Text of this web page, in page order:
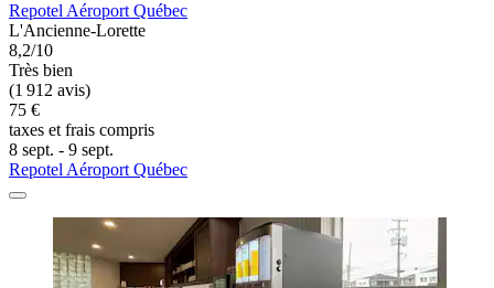
Repotel Aéroport Québec
L'Ancienne-Lorette
8,2/10
Très bien
(1 912 avis)
75 €
taxes et frais compris
8 sept. - 9 sept.
Repotel Aéroport Québec